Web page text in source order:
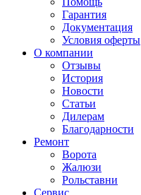
Гарантия
Документация
Условия оферты
О компании
Отзывы
История
Новости
Статьи
Дилерам
Благодарности
Ремонт
Ворота
Жалюзи
Рольставни
Сервис